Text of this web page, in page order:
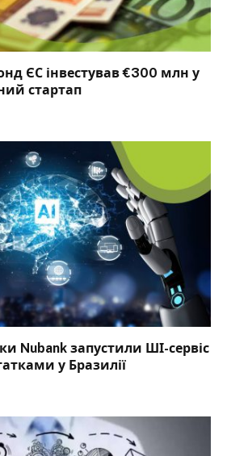
ЄС інвестував €300 млн у
стартап
Nubank запустили ШІ-сервіс
у Бразилії